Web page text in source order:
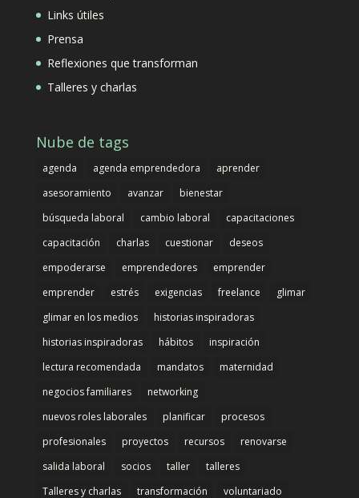
Links útiles
Prensa
Reflexiones que transforman
Talleres y charlas
Nube de tags
agenda agenda emprendedora
aprender
asesoramiento
avanzar
bienestar
búsqueda laboral
cambio laboral
capacitaciones
capacitación
charlas cuestionar
deseos
empoderarse
emprendedores
emprender
emprender
estrés exigencias freelance
glimar
glimar en los medios
historias inspiradoras
historias inspiradoras
hábitos
inspiración
lectura recomendada
mandatos
maternidad
negocios familiares
networking
nuevos roles laborales
planificar
procesos
profesionales
proyectos recursos
renovarse
salida laboral
socios taller
talleres
Talleres y charlas
transformación voluntariado